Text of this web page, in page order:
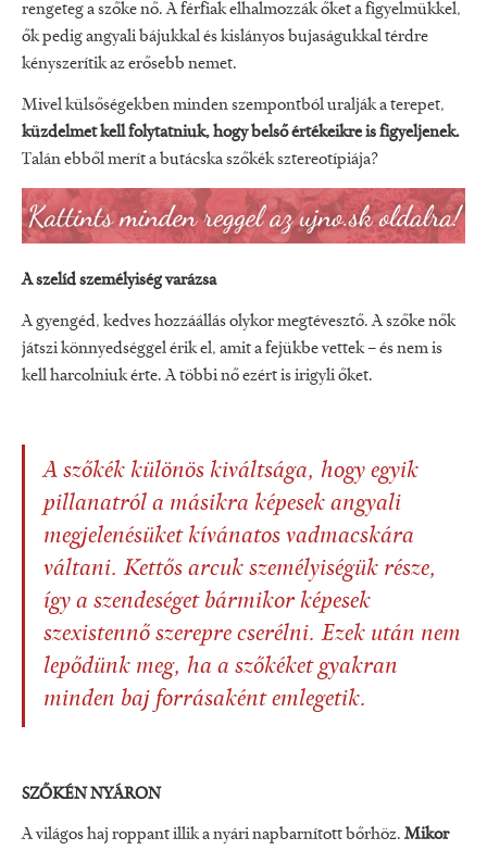
rengeteg a szőke nő. A férfiak elhalmozzák őket a figyelmükkel,
ők pedig angyali bájukkal és kislányos bujaságukkal térdre
kényszerítik az erősebb nemet.
Mivel külsőségekben minden szempontból uralják a terepet,
küzdelmet kell folytatniuk, hogy belső értékeikre is figyeljenek.
Talán ebből merít a butácska szőkék sztereotípiája?
A szelíd személyiség varázsa
A gyengéd, kedves hozzáállás olykor megtévesztő. A szőke nők
játszi könnyedséggel érik el, amit a fejükbe vettek – és nem is
kell harcolniuk érte. A többi nő ezért is irigyli őket.
A szőkék különös kiváltsága, hogy egyik
pillanatról a másikra képesek angyali
megjelenésüket kívánatos vadmacskára
váltani. Kettős arcuk személyiségük része,
így a szendeséget bármikor képesek
szexistennő szerepre cserélni. Ezek után nem
lepődünk meg, ha a szőkéket gyakran
minden baj forrásaként emlegetik.
SZŐKÉN NYÁRON
A világos haj roppant illik a nyári napbarnított bőrhöz. Mikor